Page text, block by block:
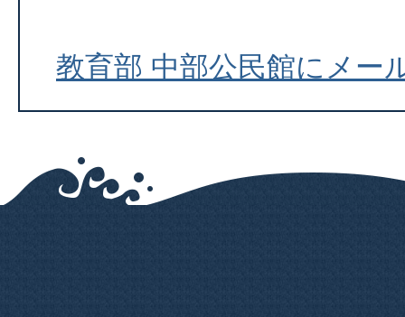
教育部 中部公民館にメー